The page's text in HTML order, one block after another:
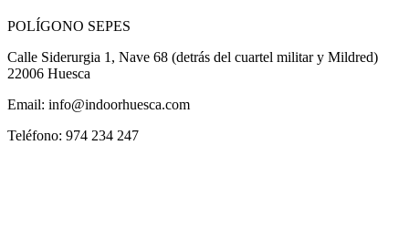
POLÍGONO SEPES
Calle Siderurgia 1, Nave 68 (detrás del cuartel militar y Mildred)
22006 Huesca
Email: info@indoorhuesca.com
Teléfono: 974 234 247